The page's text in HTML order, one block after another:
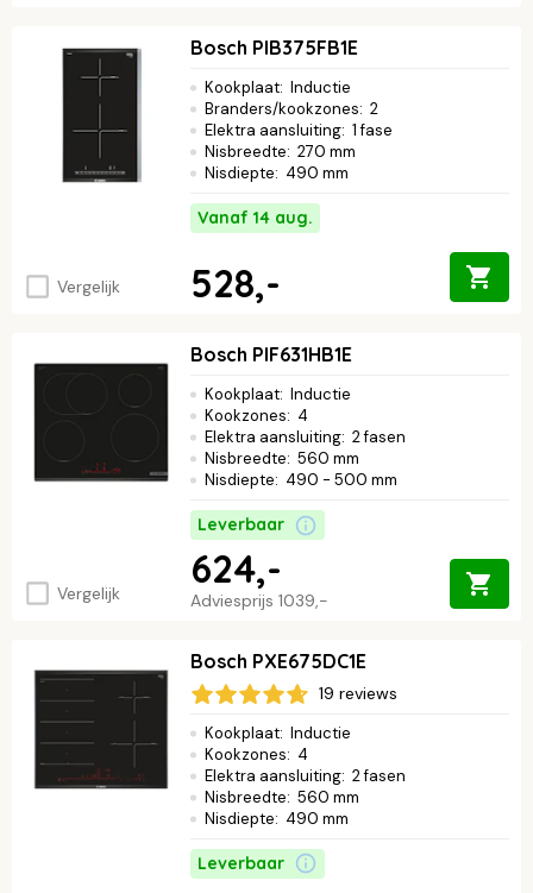
Vergelijk
Bosch PIB375FB1E
Kookplaat: Inductie
Branders/kookzones: 2
Elektra aansluiting: 1 fase
Nisbreedte: 270 mm
Nisdiepte: 490 mm
Vanaf 14 aug.
528,-
Vergelijk
Bosch PIF631HB1E
Kookplaat: Inductie
Kookzones: 4
Elektra aansluiting: 2 fasen
Nisbreedte: 560 mm
Nisdiepte: 490 - 500 mm
Leverbaar
Adviesprijs 1039,-
624,-
Bosch PXE675DC1E
19 reviews
Kookplaat: Inductie
Kookzones: 4
Elektra aansluiting: 2 fasen
Nisbreedte: 560 mm
Nisdiepte: 490 mm
Leverbaar